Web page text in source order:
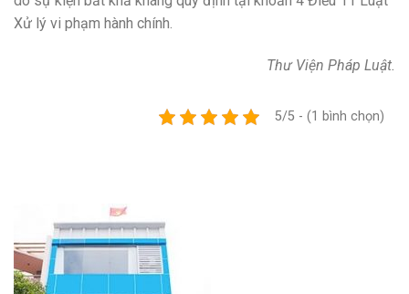
Xử lý vi phạm hành chính.
Thư Viện Pháp Luật.
5/5 - (1 bình chọn)